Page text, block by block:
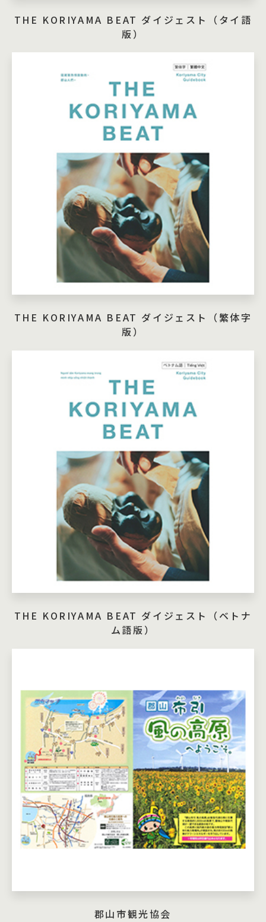
THE KORIYAMA BEAT ダイジェスト（タイ語
版）
THE KORIYAMA BEAT ダイジェスト（繁体字
版）
THE KORIYAMA BEAT ダイジェスト（ベトナ
ム語版）
郡山市観光協会